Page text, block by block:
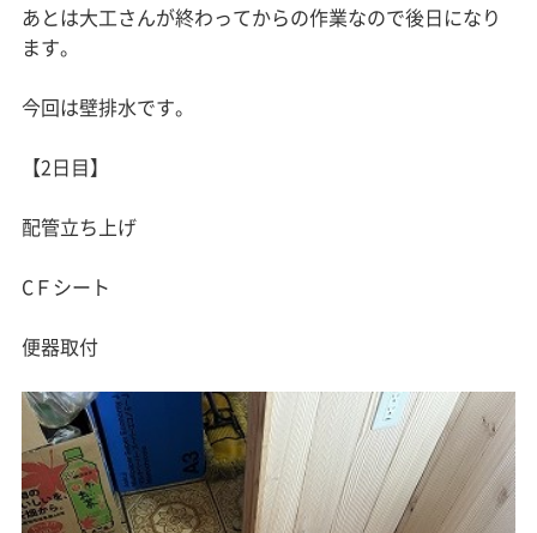
あとは大工さんが終わってからの作業なので後日になり
ます。
今回は壁排水です。
【2日目】
配管立ち上げ
CＦシート
便器取付